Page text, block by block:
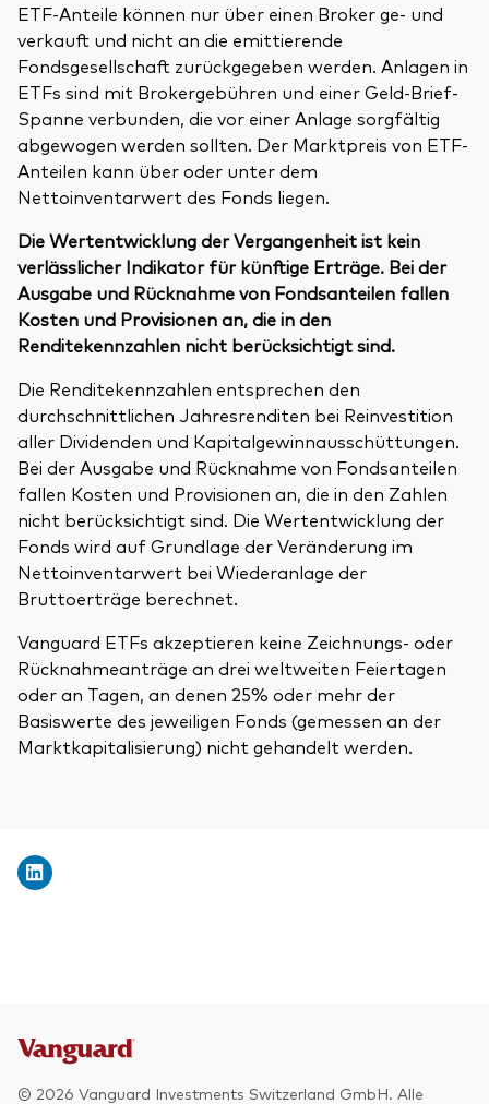
ETF-Anteile können nur über einen Broker ge- und
verkauft und nicht an die emittierende
Fondsgesellschaft zurückgegeben werden. Anlagen in
ETFs sind mit Brokergebühren und einer Geld-Brief-
Spanne verbunden, die vor einer Anlage sorgfältig
abgewogen werden sollten. Der Marktpreis von ETF-
Anteilen kann über oder unter dem
Nettoinventarwert des Fonds liegen.
Die Wertentwicklung der Vergangenheit ist kein
verlässlicher Indikator für künftige Erträge. Bei der
Ausgabe und Rücknahme von Fondsanteilen fallen
Kosten und Provisionen an, die in den
Renditekennzahlen nicht berücksichtigt sind.
Die Renditekennzahlen entsprechen den
durchschnittlichen Jahresrenditen bei Reinvestition
aller Dividenden und Kapitalgewinnausschüttungen.
Bei der Ausgabe und Rücknahme von Fondsanteilen
fallen Kosten und Provisionen an, die in den Zahlen
nicht berücksichtigt sind. Die Wertentwicklung der
Fonds wird auf Grundlage der Veränderung im
Nettoinventarwert bei Wiederanlage der
Bruttoerträge berechnet.
Vanguard ETFs akzeptieren keine Zeichnungs- oder
Rücknahmeanträge an drei weltweiten Feiertagen
oder an Tagen, an denen 25% oder mehr der
Basiswerte des jeweiligen Fonds (gemessen an der
Marktkapitalisierung) nicht gehandelt werden.
© 2026 Vanguard Investments Switzerland GmbH. Alle